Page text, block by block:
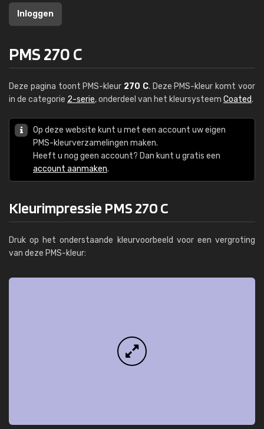
Inloggen
PMS 270 C
Deze pagina toont PMS-kleur 270 C. Deze PMS-kleur komt voor
in de categorie 2-serie, onderdeel van het kleursysteem Coated.
Op deze website kunt u met een account uw eigen
PMS-kleurverzamelingen maken.
Heeft u nog geen account? Dan kunt u gratis een
account aanmaken.
Kleurimpressie PMS 270 C
Druk op het onderstaande kleurvoorbeeld voor een vergroting
van deze PMS-kleur: